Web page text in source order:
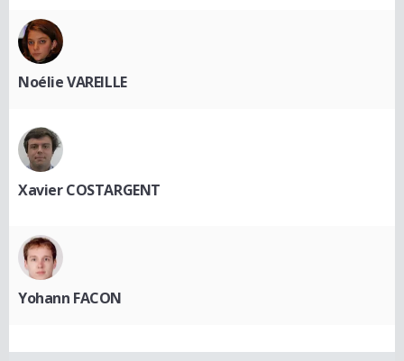
Noélie VAREILLE
Xavier COSTARGENT
Yohann FACON